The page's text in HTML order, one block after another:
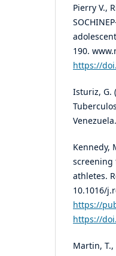
Pierry V.,
190.
https://
Isturiz, G.
Venezuela.
Kennedy,
screening
athletes.
10.1016/
https://
https://
Martin, T.,